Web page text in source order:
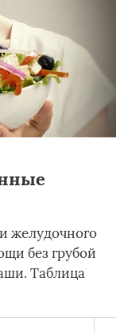
желудочного
без грубой
Таблица